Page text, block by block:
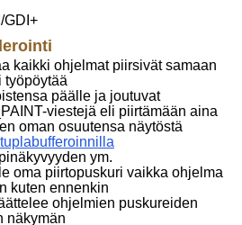
GDI+
kaikki ohjelmat piirsivät samaan
työpöytää
päälle ja joutuvat
viestejä eli piirtämään aina
oman osuutensa näytöstä
tuplabufferoinnilla
ym.
oma piirtopuskuri vaikka ohjelma
kuten ennenkin
ohjelmien puskureiden
näkymän